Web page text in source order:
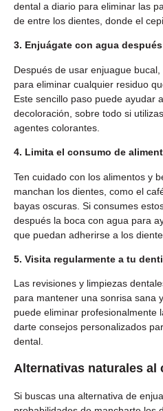
dental a diario para eliminar las
de entre los dientes, donde el
3. Enjuágate con agua
Después de usar enjuague
para eliminar cualquier residuo
Este sencillo paso puede ayudar
decoloración, sobre todo si
agentes colorantes.
4. Limita el consumo de
Ten cuidado con los alimentos y
manchan los dientes, como el
bayas oscuras. Si consumes
después la boca con agua para
que puedan adherirse a los
5. Visita regularmente a tu
Las revisiones y limpiezas
para mantener una sonrisa sana
puede eliminar profesionalmente
darte consejos personalizados
dental.
Alternativas naturales
Si buscas una alternativa de